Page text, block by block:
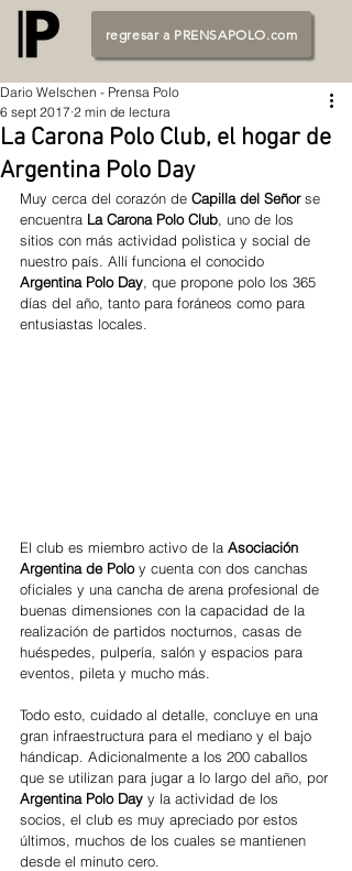
regresar a PRENSAPOLO.com
La Carona Polo Club, el hogar de
Argentina Polo Day
Dario Welschen - Prensa Polo
6 sept 2017 2 min de lectura
Muy cerca del corazón de Capilla del Señor se
encuentra La Carona Polo Club, uno de los
sitios con más actividad polistica y social de
nuestro país. Allí funciona el conocido
Argentina Polo Day, que propone polo los 365
días del año, tanto para foráneos como para
entusiastas locales.
El club es miembro activo de la Asociación
Argentina de Polo y cuenta con dos canchas
oficiales y una cancha de arena profesional de
buenas dimensiones con la capacidad de la
realización de partidos nocturnos, casas de
huéspedes, pulpería, salón y espacios para
eventos, pileta y mucho más.
Todo esto, cuidado al detalle, concluye en una
gran infraestructura para el mediano y el bajo
hándicap. Adicionalmente a los 200 caballos
que se utilizan para jugar a lo largo del año, por
Argentina Polo Day y la actividad de los
socios, el club es muy apreciado por estos
últimos, muchos de los cuales se mantienen
desde el minuto cero.